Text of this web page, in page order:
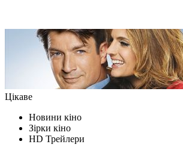
Цікаве
Новини кіно
Зірки кіно
HD Трейлери